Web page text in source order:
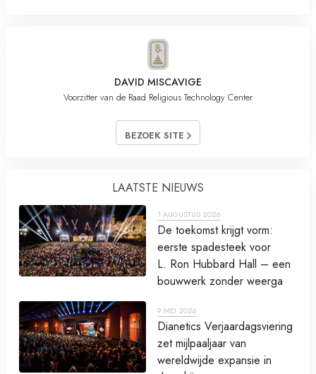
DAVID MISCAVIGE
Voorzitter van de Raad Religious Technology Center
BEZOEK SITE
LAATSTE NIEUWS
1 AUGUSTUS 2026
De toekomst krijgt vorm:
eerste spadesteek voor
L. Ron Hubbard Hall – een
bouwwerk zonder weerga
9 MEI 2026
Dianetics Verjaardagsviering
zet mijlpaaljaar van
wereldwijde expansie in